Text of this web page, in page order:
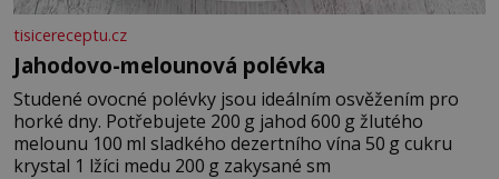
tisicereceptu.cz
Jahodovo-melounová polévka
Studené ovocné polévky jsou ideálním osvěžením pro
horké dny. Potřebujete 200 g jahod 600 g žlutého
melounu 100 ml sladkého dezertního vína 50 g cukru
krystal 1 lžíci medu 200 g zakysané sm